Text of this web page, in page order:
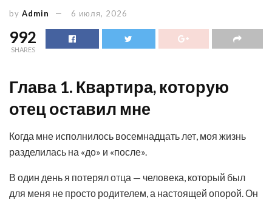
by Admin 6 июля, 2026
992
SHARES
Глава 1. Квартира, которую
отец оставил мне
Когда мне исполнилось восемнадцать лет, моя жизнь
разделилась на «до» и «после».
В один день я потерял отца — человека, который был
для меня не просто родителем, а настоящей опорой. Он